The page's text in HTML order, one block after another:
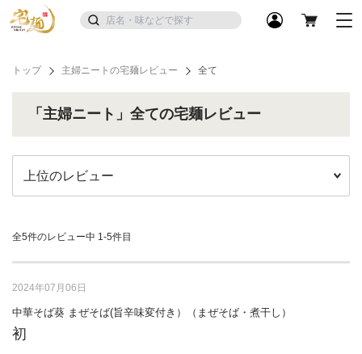
トップ 主婦ニートの宅麺レビュー 全て
「主婦ニート」全ての宅麺レビュー
全5件のレビュー中 1-5件目
2024年07月06日
中華そば葵 まぜそば(旨辛味変付き）（まぜそば・煮干し）
初